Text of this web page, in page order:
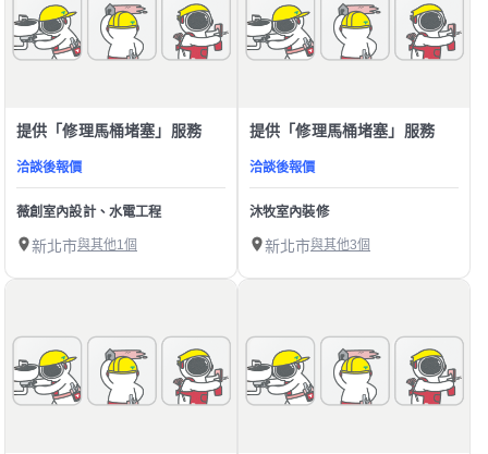
提供「修理馬桶堵塞」服務
洽談後報價
薇創室內設計、水電工程
新北市與其他1個
提供「修理馬桶堵塞」服務
洽談後報價
沐牧室內裝修
新北市與其他3個